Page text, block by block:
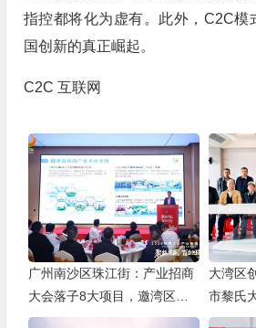
指控都将化为虚有。此外，C2C模
国创新的真正崛起。
C2C 互联网
广州南沙区珠江街：产业招商
大会落子8大项目，邀湾区客
商抢占“南沙站”红利
大湾区
市黎氏